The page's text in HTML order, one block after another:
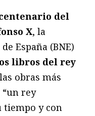
del
X, la
España (BNE)
libros del rey
obras más
rey
tiempo y con